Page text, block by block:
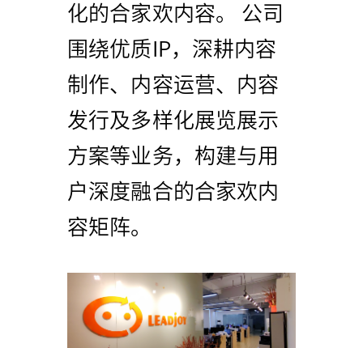
化的合家欢内容。 公司
围绕优质IP，深耕内容
制作、内容运营、内容
发行及多样化展览展示
方案等业务，构建与用
户深度融合的合家欢内
容矩阵。